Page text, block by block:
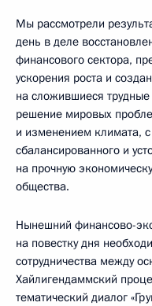
Мы рассмотрели
день в деле
финансового сектора,
ускорения роста и
на сложившиеся
решение мировых
и изменением климата,
сбалансированного и
на прочную
общества.
Нынешний финансово-
на повестку дня
сотрудничества между
Хайлигендаммский
тематический диалог